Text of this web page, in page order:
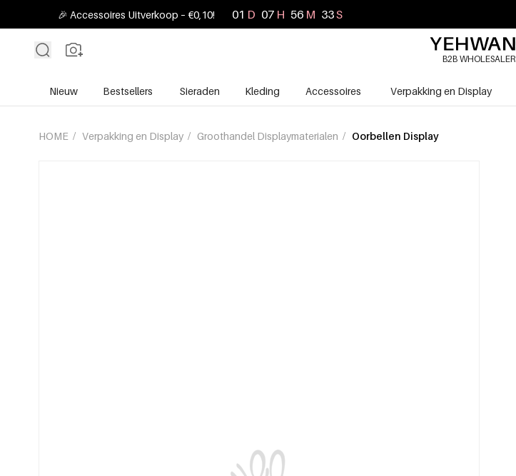
🎉 Accessoires Uitverkoop – €0,10! 01 D 07 H 56 M 32S
B2B WHOLESALER
Nieuw Bestsellers Sieraden Kleding Accessoires Verpakking en Display
HOME / Verpakking en Display / Groothandel Displaymaterialen / Oorbellen Display